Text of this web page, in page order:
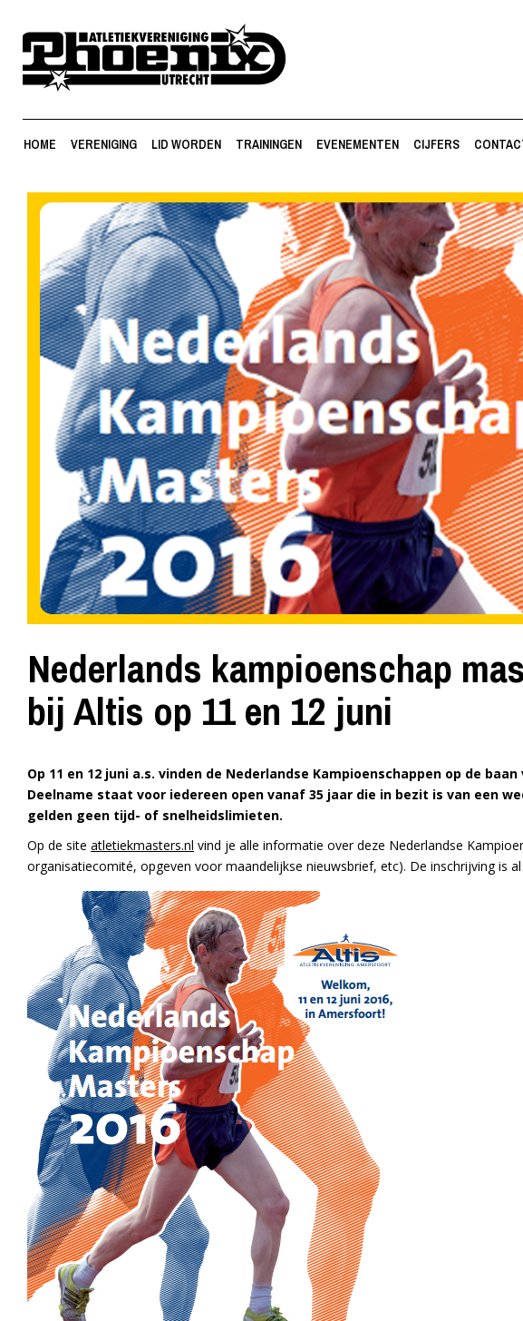
HOME VERENIGING LID WORDEN TRAININGEN EVENEMENTEN CIJFERS
Nederlands kampioenschap
bij Altis op 11 en 12 juni
Op 11 en 12 juni a.s. vinden de Nederlandse Kampioenschappen op de
Deelname staat voor iedereen open vanaf 35 jaar die in bezit is van een
gelden geen tijd- of snelheidslimieten.
Op de site atletiekmasters.nl vind je alle informatie over deze Nederlandse
organisatiecomité, opgeven voor maandelijkse nieuwsbrief, etc). De inschrijving is